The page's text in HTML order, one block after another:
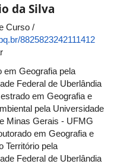
da Silva
Curso /
8825823242111412
em Geografia pela
Federal de Uberlândia
em Geografia e
pela Universidade
Minas Gerais - UFMG
em Geografia e
Território pela
Federal de Uberlândia